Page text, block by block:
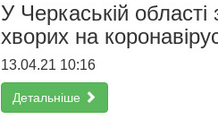
У Черкаській
хворих на
13.04.21 10:16
Детальніше